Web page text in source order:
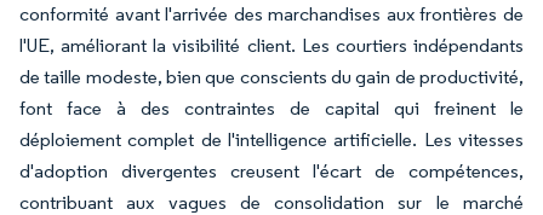
conformité avant l'arrivée des marchandises aux frontières de
l'UE, améliorant la visibilité client. Les courtiers indépendants
de taille modeste, bien que conscients du gain de productivité,
font face à des contraintes de capital qui freinent le
déploiement complet de l'intelligence artificielle. Les vitesses
d'adoption divergentes creusent l'écart de compétences,
contribuant aux vagues de consolidation sur le marché